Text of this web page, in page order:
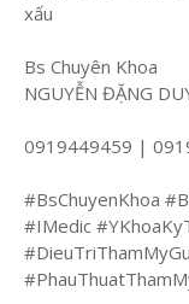
xấu
Bs Chuyên Khoa
NGUYỄN ĐẶNG
0919449459 |
#BsChuyenKhoa
#IMedic